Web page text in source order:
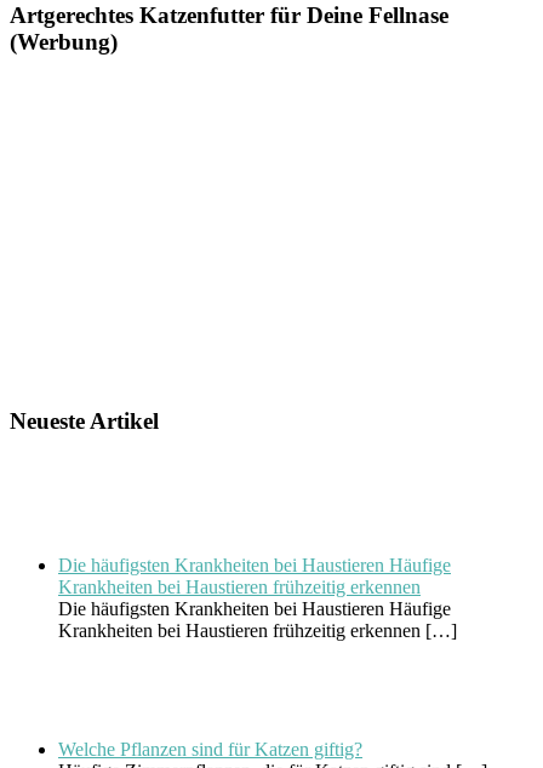
Artgerechtes Katzenfutter für Deine Fellnase
(Werbung)
Neueste Artikel
Die häufigsten Krankheiten bei Haustieren Häufige
Krankheiten bei Haustieren frühzeitig erkennen
Die häufigsten Krankheiten bei Haustieren Häufige
Krankheiten bei Haustieren frühzeitig erkennen […]
Welche Pflanzen sind für Katzen giftig?